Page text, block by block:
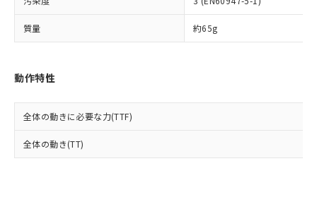
質量 約65g
動作特性
全体の動きに必要な力(TTF)
全体の動き(TT)
品・サービスに関するお客様との取
引・商談に必要な範囲で利用すること
EU RoHS指令（10物質）の非含有証明書
ものではありません。
また、RoHS指令のフタル酸エステル類４
荷製品に未対応品が混在することから備考
キャンセル